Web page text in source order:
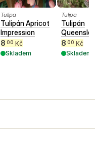
Tulipa
Tulipán Apricot
Impression
8 00 Kč
Skladem
Tulipa
Tulipán
8 00 Kč
Skladem